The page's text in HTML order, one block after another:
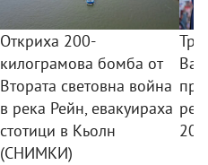
Откриха 200-
килограмова бомба от
Втората световна война
в река Рейн, евакуираха
стотици в Кьолн
(СНИМКИ)